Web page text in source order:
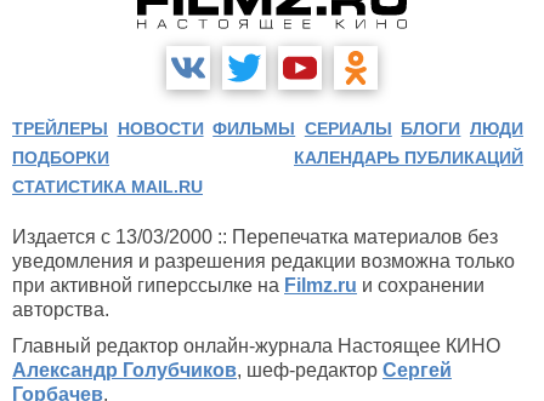
ТРЕЙЛЕРЫ НОВОСТИ ФИЛЬМЫ СЕРИАЛЫ БЛОГИ ЛЮДИ
ПОДБОРКИ
КАЛЕНДАРЬ ПУБЛИКАЦИЙ
СТАТИСТИКА MAIL.RU
Издается с 13/03/2000 :: Перепечатка материалов без
уведомления и разрешения редакции возможна только
при активной гиперссылке на Filmz.ru и сохранении
авторства.
Главный редактор онлайн-журнала Настоящее КИНО
Александр Голубчиков, шеф-редактор Сергей
Горбачев.